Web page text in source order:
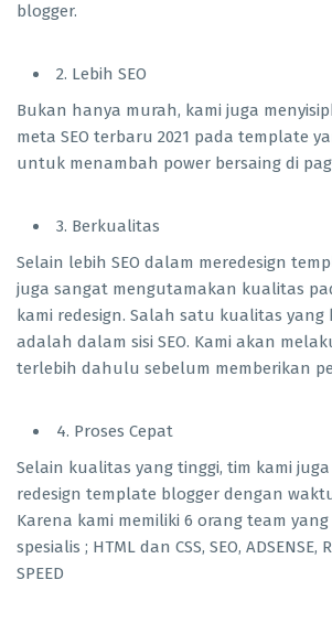
blogger.
2. Lebih SEO
Bukan hanya murah, kami juga
meta SEO terbaru 2021 pada template
untuk menambah power bersaing di
3. Berkualitas
Selain lebih SEO dalam meredesign
juga sangat mengutamakan kualitas
kami redesign. Salah satu kualitas yang
adalah dalam sisi SEO. Kami akan
terlebih dahulu sebelum memberikan
4. Proses Cepat
Selain kualitas yang tinggi, tim kami
redesign template blogger dengan
Karena kami memiliki 6 orang team
spesialis ; HTML dan CSS, SEO, ADSENSE,
SPEED